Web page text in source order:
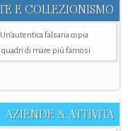
E COLLEZIONISMO
Un’autentica falsaria copia
quadri di mare più famosi
AZIENDE & ATTIVITÀ